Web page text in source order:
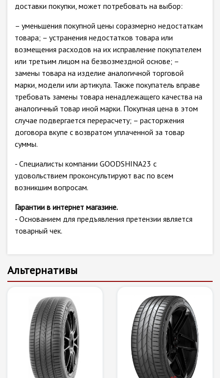
доставки покупки, может потребовать на выбор:
– уменьшения покупной цены соразмерно недостаткам
товара; – устранения недостатков товара или
возмещения расходов на их исправление покупателем
или третьим лицом на безвозмездной основе; –
замены товара на изделие аналогичной торговой
марки, модели или артикула. Также покупатель вправе
требовать замены товара ненадлежащего качества на
аналогичный товар иной марки. Покупная цена в этом
случае подвергается перерасчету; – расторжения
договора вкупе с возвратом уплаченной за товар
суммы.
- Специалисты компании GOODSHINA23 с
удовольствием проконсультируют вас по всем
возникшим вопросам.
Гарантии в интернет магазине.
- Основанием для предъявления претензии является
товарный чек.
Альтернативы